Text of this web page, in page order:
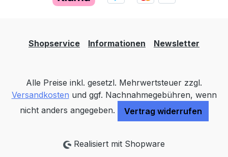
Shopservice Informationen Newsletter
Alle Preise inkl. gesetzl. Mehrwertsteuer zzgl.
Versandkosten und ggf. Nachnahmegebühren, wenn
nicht anders angegeben.
Vertrag widerrufen
Realisiert mit Shopware
Animationen stoppen Überschriften hervorheben
Großer Cursor Leseführung
Bilder ausblenden Zurücksetzen